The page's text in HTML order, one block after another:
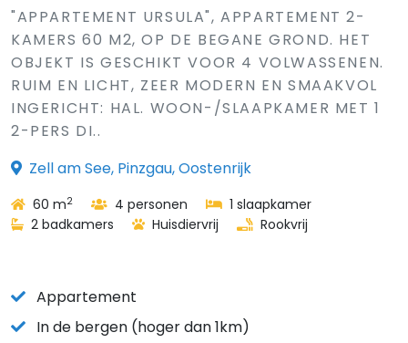
"APPARTEMENT URSULA", APPARTEMENT 2-
KAMERS 60 M2, OP DE BEGANE GROND. HET
OBJEKT IS GESCHIKT VOOR 4 VOLWASSENEN.
RUIM EN LICHT, ZEER MODERN EN SMAAKVOL
INGERICHT: HAL. WOON-/SLAAPKAMER MET 1
2-PERS DI..
Zell am See, Pinzgau, Oostenrijk
60 m2 4 personen
1 slaapkamer
2 badkamers
Huisdiervrij Rookvrij
Appartement
In de bergen (hoger dan 1km)